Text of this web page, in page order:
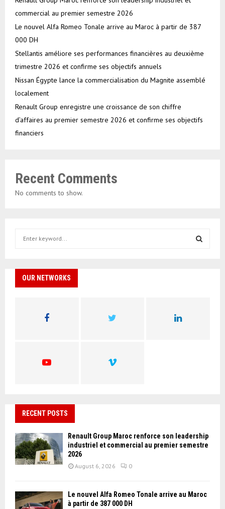
commercial au premier semestre 2026
Le nouvel Alfa Romeo Tonale arrive au Maroc à partir de 387
000 DH
Stellantis améliore ses performances financières au deuxième
trimestre 2026 et confirme ses objectifs annuels
Nissan Égypte lance la commercialisation du Magnite assemblé
localement
Renault Group enregistre une croissance de son chiffre
d’affaires au premier semestre 2026 et confirme ses objectifs
financiers
Recent Comments
No comments to show.
h
OUR NETWORKS
RECENT POSTS
Renault Group Maroc renforce son leadership
industriel et commercial au premier semestre
2026
August 6, 2026 0
Le nouvel Alfa Romeo Tonale arrive au Maroc
à partir de 387 000 DH